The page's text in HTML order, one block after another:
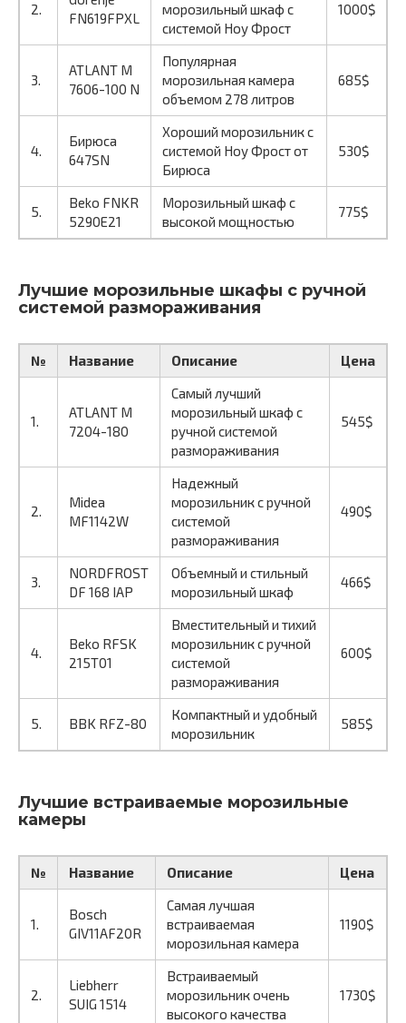
2.
FN619FPXL
морозильный шкаф с
системой Ноу Фрост
1000$
3.
ATLANT M
7606-100 N
Популярная
морозильная камера
объемом 278 литров
685$
4.
Бирюса
647SN
Хороший морозильник с
системой Ноу Фрост от
Бирюса
530$
5.
Beko FNKR
5290E21
Морозильный шкаф с
высокой мощностью
775$
Лучшие морозильные шкафы с ручной
системой размораживания
№ Название Описание Цена
1.
ATLANT М
7204-180
Самый лучший
морозильный шкаф с
ручной системой
размораживания
545$
2.
Midea
MF1142W
Надежный
морозильник с ручной
системой
размораживания
490$
3.
NORDFROST
DF 168 IAP
Объемный и стильный
морозильный шкаф
466$
4.
Beko RFSK
215T01
Вместительный и тихий
морозильник с ручной
системой
размораживания
600$
5. BBK RFZ-80
Компактный и удобный
морозильник
585$
Лучшие встраиваемые морозильные
камеры
№ Название Описание Цена
1.
Bosch
GIV11AF20R
Самая лучшая
встраиваемая
морозильная камера
1190$
2.
Liebherr
SUIG 1514
Встраиваемый
морозильник очень
высокого качества
1730$